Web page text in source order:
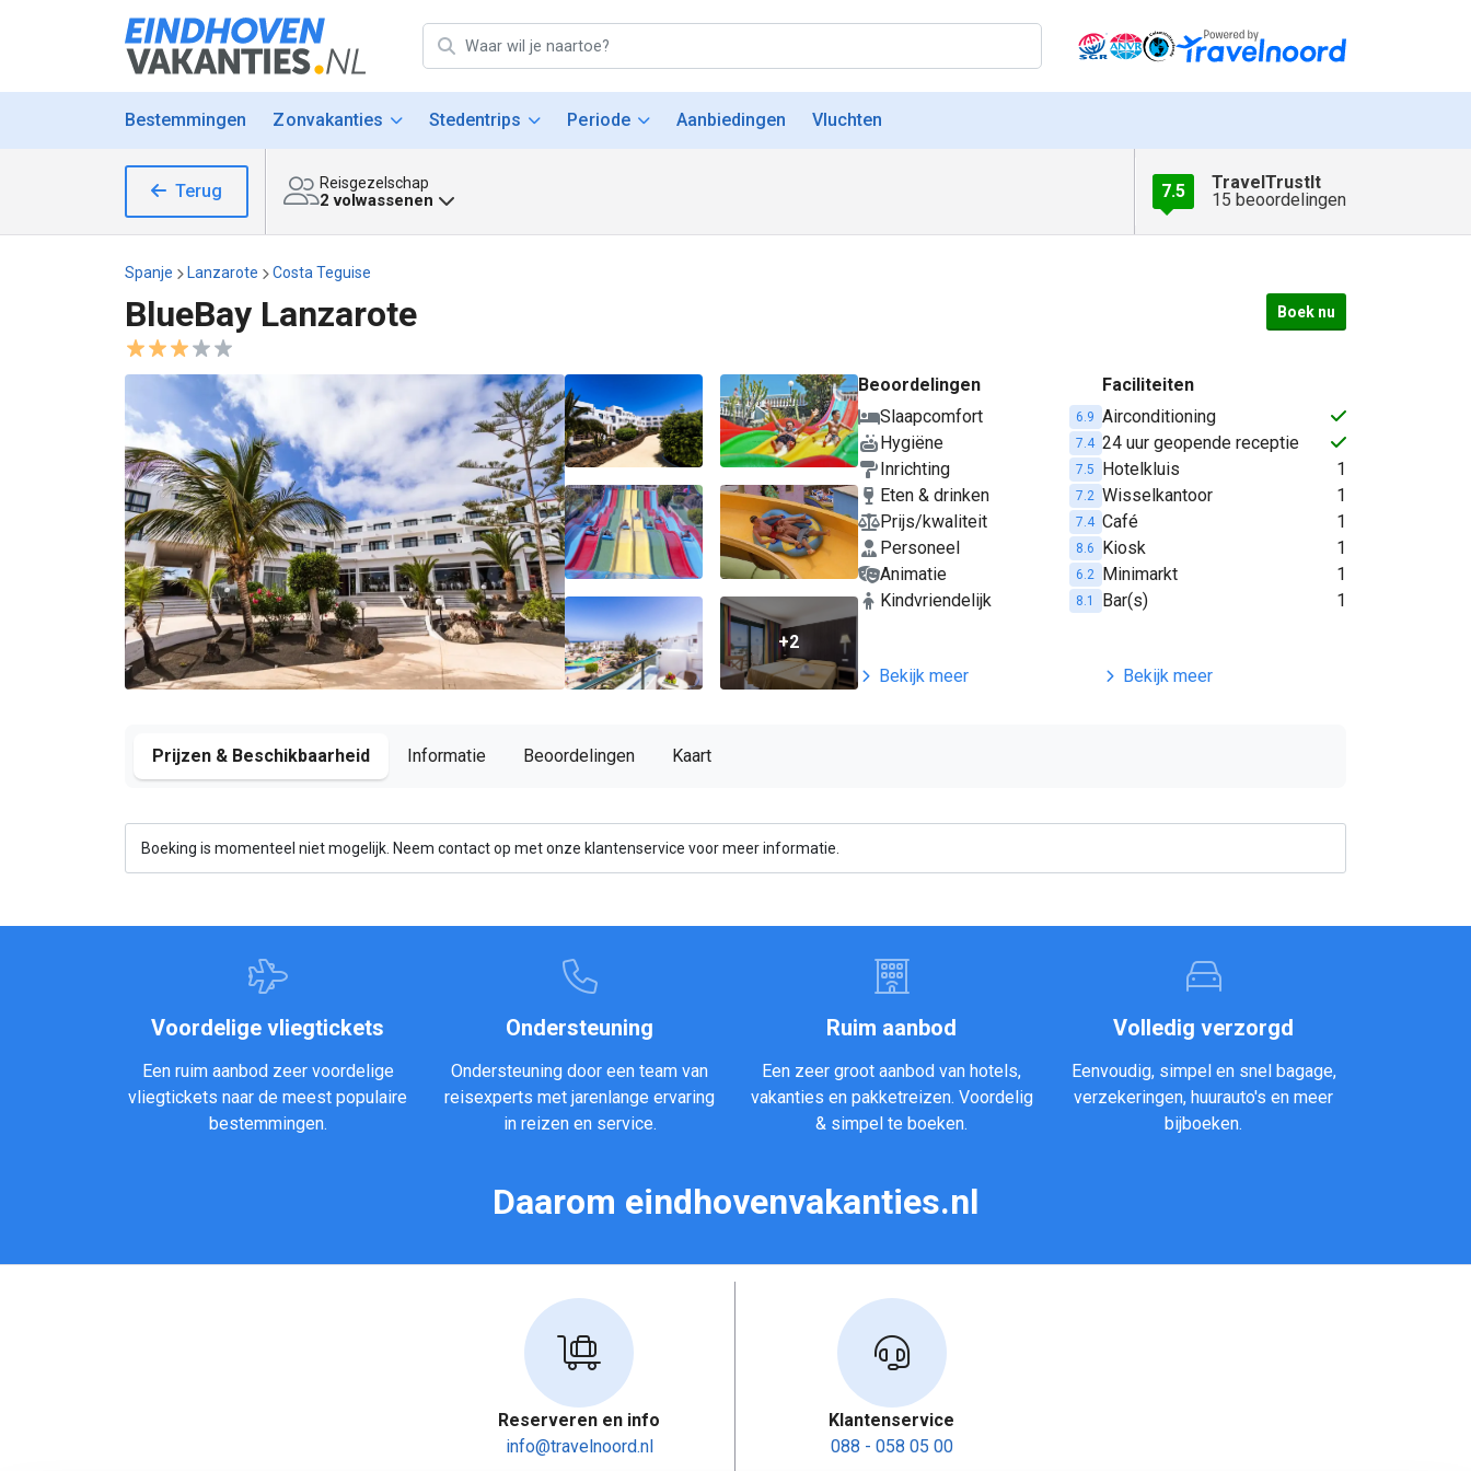
Bestemmingen Zonvakanties Stedentrips Periode Aanbiedingen Vluchten
Terug Reisgezelschap
2 volwassenen 7.5
TravelTrustIt
15 beoordelingen
Spanje Lanzarote Costa Teguise
BlueBay Lanzarote Boek nu
BlueBay Lanzarote afbeeldingen
+2
Beoordelingen
Slaapcomfort
6.9
Hygiëne 7.4
Inrichting 7.5
Eten & drinken 7.2
Prijs/kwaliteit 7.4
Personeel 8.6
Animatie 6.2
Kindvriendelijk 8.1
Bekijk meer
Faciliteiten
Airconditioning
24 uur geopende receptie
Hotelkluis
1
Wisselkantoor
1
Café
1
Kiosk
1
Minimarkt
1
Bar(s)
1
Bekijk meer
Prijzen & Beschikbaarheid Informatie Beoordelingen Kaart
Boeking is momenteel niet mogelijk. Neem contact op met onze klantenservice voor meer informatie.
Voordelige vliegtickets
Een ruim aanbod zeer voordelige
vliegtickets naar de meest populaire
bestemmingen.
Ondersteuning
Ondersteuning door een team van
reisexperts met jarenlange ervaring
in reizen en service.
Ruim aanbod
Een zeer groot aanbod van hotels,
vakanties en pakketreizen. Voordelig
& simpel te boeken.
Volledig verzorgd
Eenvoudig, simpel en snel bagage,
verzekeringen, huurauto's en meer
bijboeken.
Daarom eindhovenvakanties.nl
Reserveren en info
info@travelnoord.nl
Klantenservice
088 - 058 05 00